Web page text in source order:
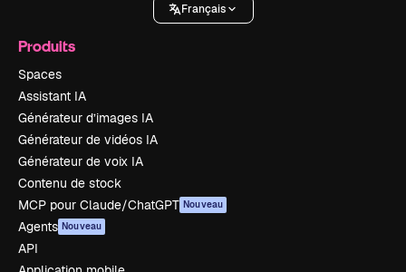
Français
Produits
Spaces
Assistant IA
Générateur d’images IA
Générateur de vidéos IA
Générateur de voix IA
Contenu de stock
MCP pour Claude/ChatGPT Nouveau
Agents Nouveau
API